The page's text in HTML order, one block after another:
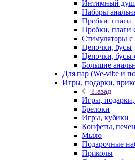
Интимный душ
Наборы
Пробки, плаги
Пробки, плаги
Стимуляторы
Цепочки, бусы
Цепочки, бусы
Большие
Для пар (We-vibe и
Игры, подарки,
Назад
Игры,
Брелоки
Игры, кубики
Конфеты,
Мыло
Подарочные
Приколы